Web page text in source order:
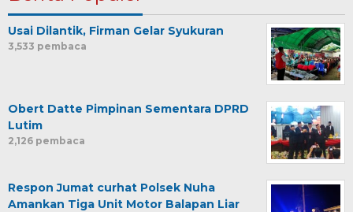
Usai Dilantik, Firman Gelar Syukuran
3,533 pembaca
Obert Datte Pimpinan Sementara DPRD
Lutim
2,126 pembaca
Respon Jumat curhat Polsek Nuha
Amankan Tiga Unit Motor Balapan Liar